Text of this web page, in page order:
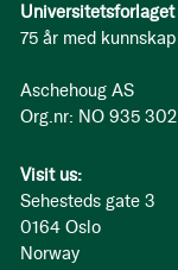
Universitetsforlaget
75 år med kunnskap
Aschehoug AS
Org.nr: NO 935 302
Visit us:
Sehesteds gate 3
0164 Oslo
Norway